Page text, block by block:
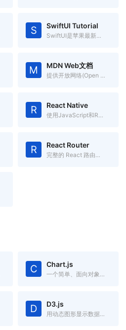
S SwiftUI Tutorial
SwiftUI是苹果最新推出的app声明式开发框架，跨Apple平台
M MDN Web文档
提供开放网络(Open Web)技术有关的信息
R React Native
使用JavaScript和React编写原生移动应用
R React Router
完整的 React 路由解决方案
C Chart.js
一个简单、面向对象，为设计和开发者准备的图表绘制工具库
D D3.js
用动态图形显示数据的JavaScript库